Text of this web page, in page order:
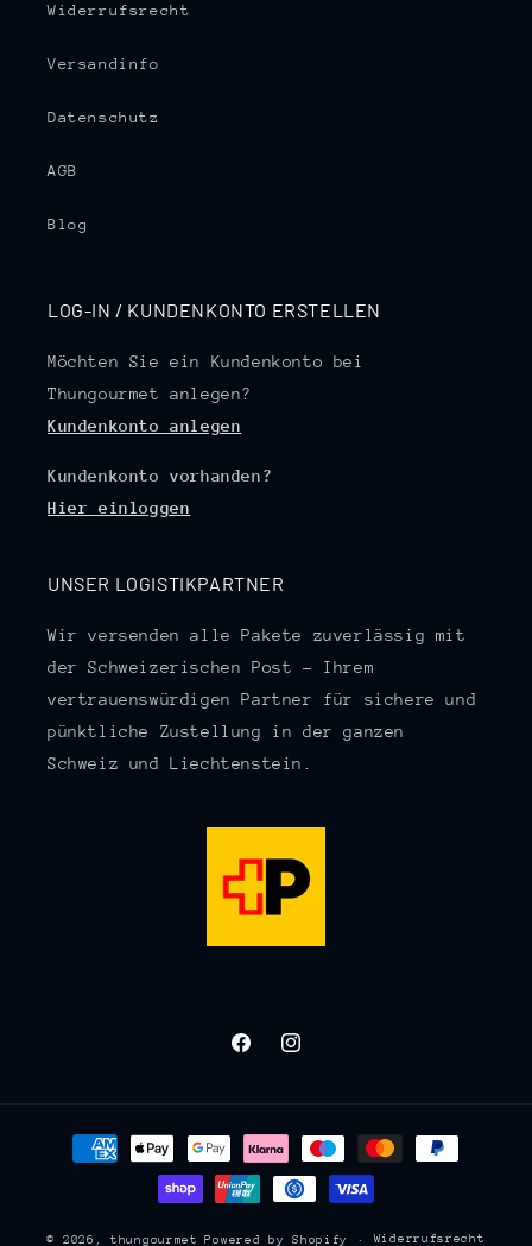
Widerrufsrecht
Versandinfo
Datenschutz
AGB
Blog
LOG-IN / KUNDENKONTO ERSTELLEN
Möchten Sie ein Kundenkonto bei
Thungourmet anlegen?
Kundenkonto anlegen
Kundenkonto vorhanden?
Hier einloggen
UNSER LOGISTIKPARTNER
Wir versenden alle Pakete zuverlässig mit
der Schweizerischen Post – Ihrem
vertrauenswürdigen Partner für sichere und
pünktliche Zustellung in der ganzen
Schweiz und Liechtenstein.
FacebookInstagram
Zahlungsmethoden
© 2026,thungourmet Powered by Shopify Widerrufsrecht